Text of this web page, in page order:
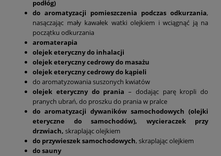
podłóg)
do aromatyzacji pomieszczenia podczas odkurzania,
nasączając mały kawałek watki olejkiem i wciągnąć ją na
początku odkurzania
aromaterapia
olejek eteryczny do inhalacji
olejek eteryczny cedrowy do masażu
olejek eteryczny cedrowy do kąpieli
do aromatyzowania suszonych kwiatów
olejek eteryczny do prania – dodając parę kropli do
pranych ubrań, do proszku do prania w pralce
do aromatyzacji dywaników samochodowych (olejki
eteryczne do samochodów), wycieraczek przy
drzwiach, skraplając olejkiem
do przywieszek samochodowych, skraplając olejkiem
do sauny